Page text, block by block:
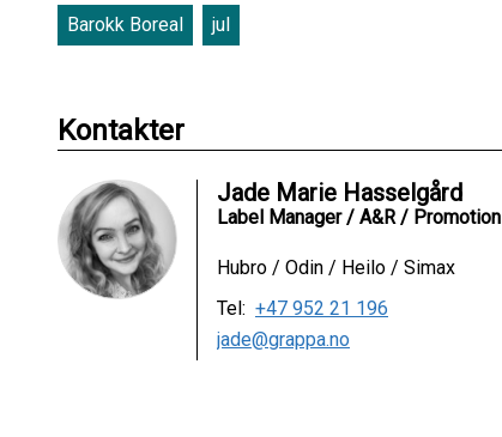
Barokk Boreal jul
Kontakter
Jade Marie Hasselgård
Label Manager / A&R / Promotion
Hubro / Odin / Heilo / Simax
Tel: +47 952 21 196
jade@grappa.no